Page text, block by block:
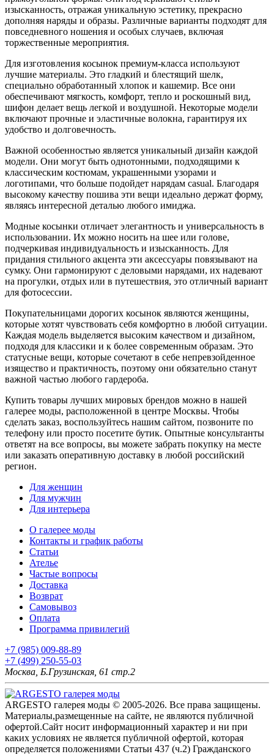
изысканность, отражая уникальную эстетику, прекрасно
дополняя наряды и образы. Различные варианты подходят для
повседневного ношения и особых случаев, включая
торжественные мероприятия.
Для изготовления косынок премиум-класса используют
лучшие материалы. Это гладкий и блестящий шелк,
специально обработанный хлопок и кашемир. Все они
обеспечивают мягкость, комфорт, тепло и роскошный вид,
шифон делает вещь легкой и воздушной. Некоторые модели
включают прочные и эластичные волокна, гарантируя их
удобство и долговечность.
Важной особенностью является уникальный дизайн каждой
модели. Они могут быть однотонными, подходящими к
классическим костюмам, украшенными узорами и
логотипами, что больше подойдет нарядам casual. Благодаря
высокому качеству пошива эти вещи идеально держат форму,
являясь интересной деталью любого имиджа.
Модные косынки отличает элегантность и универсальность в
использовании. Их можно носить на шее или голове,
подчеркивая индивидуальность и изысканность. Для
придания стильного акцента эти аксессуары повязывают на
сумку. Они гармонируют с деловыми нарядами, их надевают
на прогулки, отдых или в путешествия, это отличный вариант
для фотосессии.
Покупательницами дорогих косынок являются женщины,
которые хотят чувствовать себя комфортно в любой ситуации.
Каждая модель выделяется высоким качеством и дизайном,
подходя для классики и к более современным образам. Это
статусные вещи, которые сочетают в себе непревзойденное
изящество и практичность, поэтому они обязательно станут
важной частью любого гардероба.
Купить товары лучших мировых брендов можно в нашей
галерее моды, расположенной в центре Москвы. Чтобы
сделать заказ, воспользуйтесь нашим сайтом, позвоните по
телефону или просто посетите бутик. Опытные консультанты
ответят на все вопросы, вы можете забрать покупку на месте
или заказать оперативную доставку в любой российский
регион.
Для женщин
Для мужчин
Для интерьера
О галерее моды
Контакты и график работы
Статьи
Ателье
Частые вопросы
Доставка
Возврат
Самовывоз
Оплата
Программа привилегий
+7 (985) 009-88-89
+7 (499) 250-55-03
Москва, Б.Грузинская, 61 стр.2
ARGESTO галерея моды © 2005-2026. Все права защищены.
Материалы,размещенные на сайте, не являются публичной
офертой.Сайт носит информационный характер и ни при
каких условиях не является публичной офертой, которая
определяется положениями Статьи 437 (ч.2) Гражданского